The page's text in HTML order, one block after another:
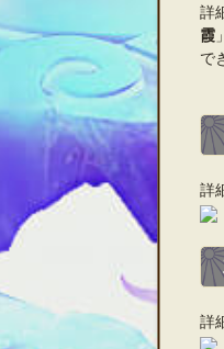
詳
霞
で
詳
詳